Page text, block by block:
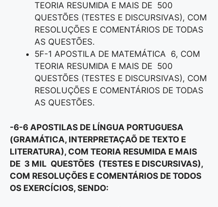
TEORIA RESUMIDA E MAIS DE 500
QUESTÕES (TESTES E DISCURSIVAS), COM
RESOLUÇÕES E COMENTÁRIOS DE TODAS
AS QUESTÕES.
5F-1 APOSTILA DE MATEMÁTICA 6, COM
TEORIA RESUMIDA E MAIS DE 500
QUESTÕES (TESTES E DISCURSIVAS), COM
RESOLUÇÕES E COMENTÁRIOS DE TODAS
AS QUESTÕES.
-6-6 APOSTILAS DE LÍNGUA PORTUGUESA
(GRAMÁTICA, INTERPRETAÇAÕ DE TEXTO E
LITERATURA), COM TEORIA RESUMIDA E MAIS
DE 3 MIL QUESTÕES (TESTES E DISCURSIVAS),
COM RESOLUÇÕES E COMENTÁRIOS DE TODOS
OS EXERCÍCIOS, SENDO: